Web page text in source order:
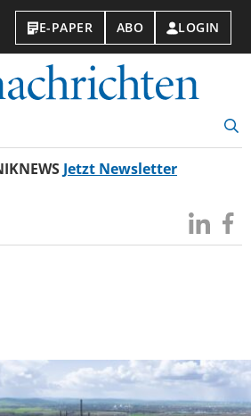
E-PAPER ABO LOGIN
Jetzt Newsletter
Besuchen
Sie
Sie